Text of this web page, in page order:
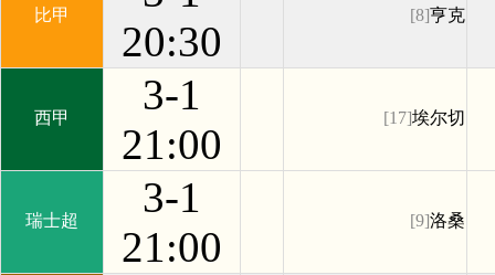
比甲
20:30
[8]亨克
西甲
3-1
21:00
[17]埃尔切
瑞士超
3-1
21:00
[9]洛桑